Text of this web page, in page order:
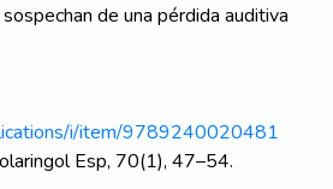
de una pérdida auditiva
i/item/9789240020481
Esp, 70(1), 47–54.